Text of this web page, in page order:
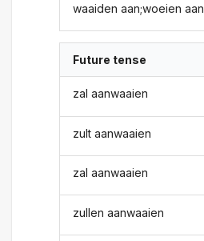
waaiden aan;woeien aan
Future tense
zal aanwaaien
zult aanwaaien
zal aanwaaien
zullen aanwaaien